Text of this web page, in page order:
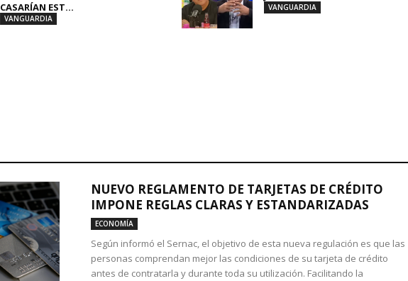
CASARÍAN EST...
VANGUARDIA
VANGUARDIA
NUEVO REGLAMENTO DE TARJETAS DE CRÉDITO
IMPONE REGLAS CLARAS Y ESTANDARIZADAS
ECONOMÍA
Según informó el Sernac, el objetivo de esta nueva regulación es que las
personas comprendan mejor las condiciones de su tarjeta de crédito
antes de contratarla y durante toda su utilización. Facilitando la